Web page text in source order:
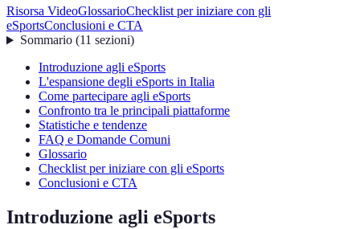
Risorsa VideoGlossarioChecklist per iniziare con gli
eSportsConclusioni e CTA
Sommario(11 sezioni)
Introduzione agli eSports
L'espansione degli eSports in Italia
Come partecipare agli eSports
Confronto tra le principali piattaforme
Statistiche e tendenze
FAQ e Domande Comuni
Glossario
Checklist per iniziare con gli eSports
Conclusioni e CTA
Introduzione agli eSports